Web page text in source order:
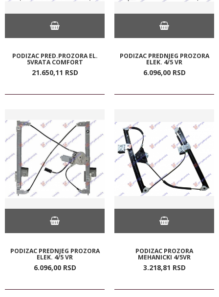
PODIZAC PRED.PROZORA EL.
5VRATA COMFORT
21.650,11 RSD
PODIZAC PREDNJEG PROZORA
ELEK. 4/5 VR
6.096,00 RSD
PODIZAC PREDNJEG PROZORA
ELEK. 4/5 VR
6.096,00 RSD
PODIZAC PROZORA
MEHANICKI 4/5VR
3.218,81 RSD